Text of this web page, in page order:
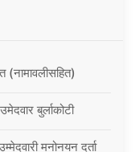
(नामावलीसहित)
बुर्लाकोटी
मनोनयन दर्ता